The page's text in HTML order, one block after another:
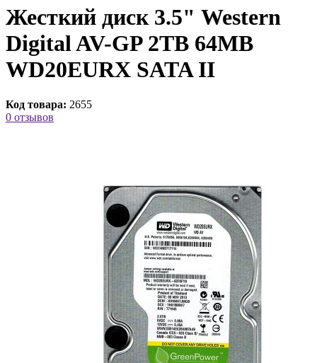
Жесткий диск 3.5" Western
Digital AV-GP 2TB 64MB
WD20EURX SATA II
Код товара: 2655
0 отзывов